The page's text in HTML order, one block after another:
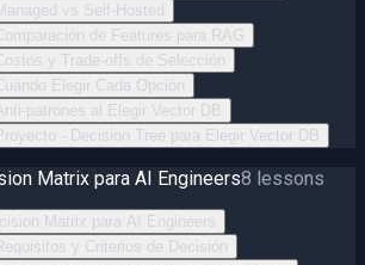
vs Self-Hosted
de Features para RAG
y Trade-offs de Selección
Elegir Cada Opción
patrones al Elegir Vector DB
- Decision Tree para Elegir Vector DB
Matrix para AI Engineers8 lessons
Matrix para AI Engineers
y Criterios de Decisión